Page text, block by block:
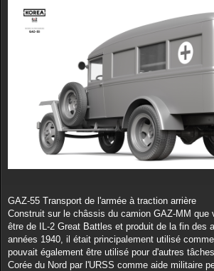
GAZ-55 Transport de l'armée à traction arrière
Construit sur le châssis du camion GAZ-MM que
être de IL-2 Great Battles et produit de la fin des
années 1940, il était principalement utilisé
pouvait également être utilisé pour d'autres
Corée du Nord par l'URSS comme aide militaire